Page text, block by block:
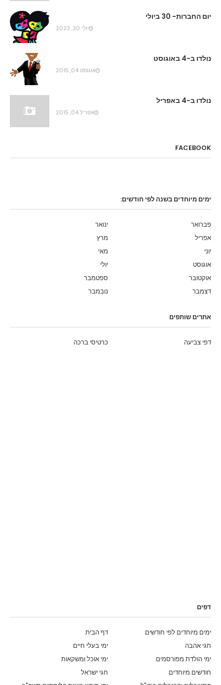
יום החברות- 30 ביולי
יולי 30, 2023
נולדו ב-4 באוגוסט
אוגוסט 04, 2015
נולדו ב-4 באפריל
אפריל 04, 2015
FACEBOOK
ימים מיוחדים בשנה לפי חודשים:
ינואר
פברואר
מרץ
אפריל
מאי
יוני
יולי
אוגוסט
ספטמבר
אוקטובר
נובמבר
דצמבר
אתרים שותפים
כרטיסי ברכה דפי צביעה
דפים
דף הבית
ימים מיוחדים לפי חודשים
ימי בעלי חיים
חגי אהבה
ימי אוכל ומשקאות
ימי הולדת מפורסמים
חגי ישראל
חודשים מיוחדים